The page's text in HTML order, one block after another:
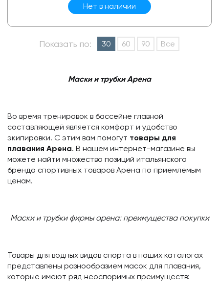
Нет в наличии
Показать по: 30 60 90 Все
Маски и трубки Арена
Во время тренировок в бассейне главной
составляющей является комфорт и удобство
экипировки. С этим вам помогут товары для
плавания Арена. В нашем интернет-магазине вы
можете найти множество позиций итальянского
бренда спортивных товаров Арена по приемлемым
ценам.
Маски и трубки фирмы арена: преимущества покупки
Товары для водных видов спорта в наших каталогах
представлены разнообразием масок для плавания,
которые имеют ряд неоспоримых преимуществ: